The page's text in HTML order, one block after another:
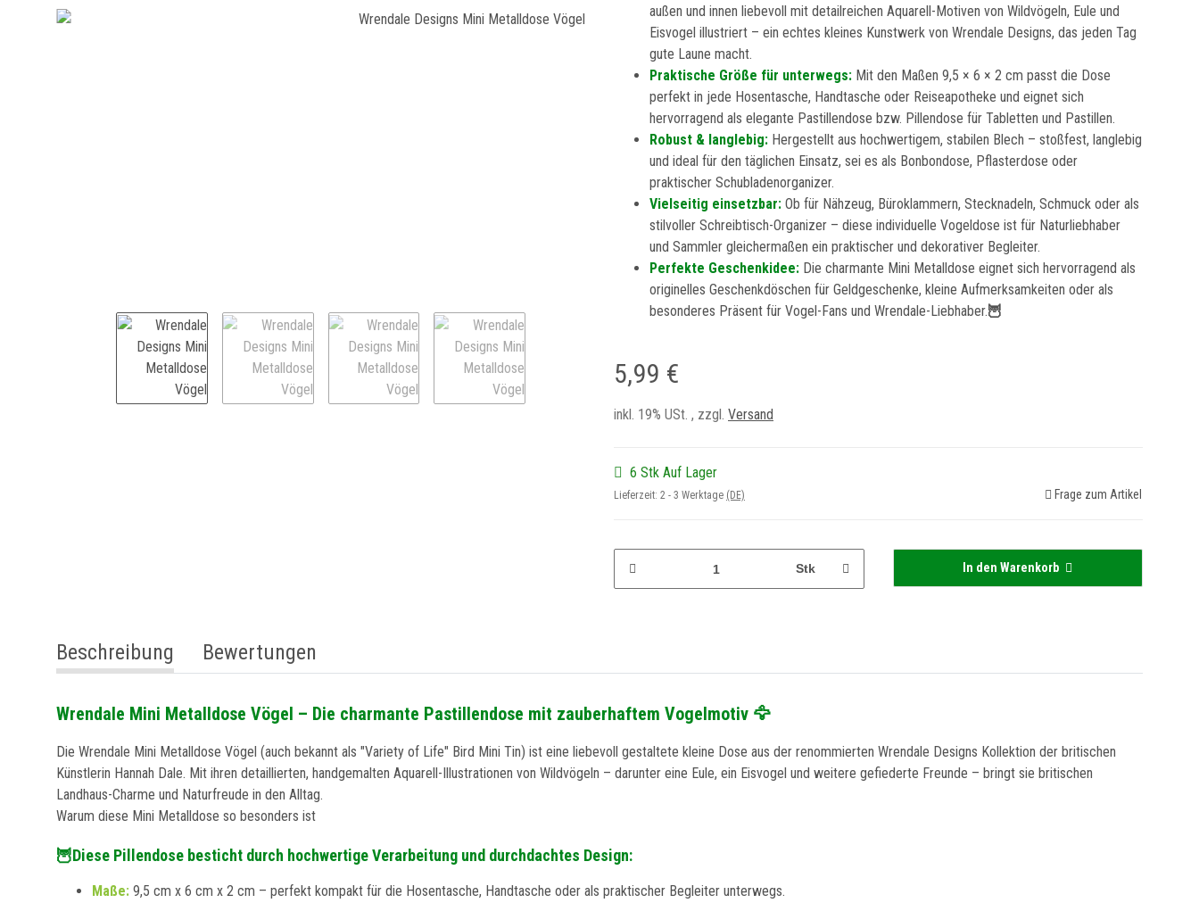
außen und innen liebevoll mit detailreichen Aquarell-Motiven von Wildvögeln, Eule und
Eisvogel illustriert – ein echtes kleines Kunstwerk von Wrendale Designs, das jeden Tag
gute Laune macht.
Praktische Größe für unterwegs: Mit den Maßen 9,5 × 6 × 2 cm passt die Dose
perfekt in jede Hosentasche, Handtasche oder Reiseapotheke und eignet sich
hervorragend als elegante Pastillendose bzw. Pillendose für Tabletten und Pastillen.
Robust & langlebig: Hergestellt aus hochwertigem, stabilen Blech – stoßfest, langlebig
und ideal für den täglichen Einsatz, sei es als Bonbondose, Pflasterdose oder
praktischer Schubladenorganizer.
Vielseitig einsetzbar: Ob für Nähzeug, Büroklammern, Stecknadeln, Schmuck oder als
stilvoller Schreibtisch-Organizer – diese individuelle Vogeldose ist für Naturliebhaber
und Sammler gleichermaßen ein praktischer und dekorativer Begleiter.
Perfekte Geschenkidee: Die charmante Mini Metalldose eignet sich hervorragend als
originelles Geschenkdöschen für Geldgeschenke, kleine Aufmerksamkeiten oder als
besonderes Präsent für Vogel-Fans und Wrendale-Liebhaber.🦉
5,99 €
inkl. 19% USt. , zzgl. Versand
6 Stk Auf Lager
Lieferzeit: 2 - 3 Werktage (DE) Frage zum Artikel
Stk In den Warenkorb
weitere Registerkarten anzeigen
Beschreibung Bewertungen
Wrendale Mini Metalldose Vögel – Die charmante Pastillendose mit zauberhaftem Vogelmotiv 🦅
Die Wrendale Mini Metalldose Vögel (auch bekannt als "Variety of Life" Bird Mini Tin) ist eine liebevoll gestaltete kleine Dose aus der renommierten Wrendale Designs Kollektion der britischen
Künstlerin Hannah Dale. Mit ihren detaillierten, handgemalten Aquarell-Illustrationen von Wildvögeln – darunter eine Eule, ein Eisvogel und weitere gefiederte Freunde – bringt sie britischen
Landhaus-Charme und Naturfreude in den Alltag.
Warum diese Mini Metalldose so besonders ist
🦉Diese Pillendose besticht durch hochwertige Verarbeitung und durchdachtes Design:
Maße: 9,5 cm x 6 cm x 2 cm – perfekt kompakt für die Hosentasche, Handtasche oder als praktischer Begleiter unterwegs.